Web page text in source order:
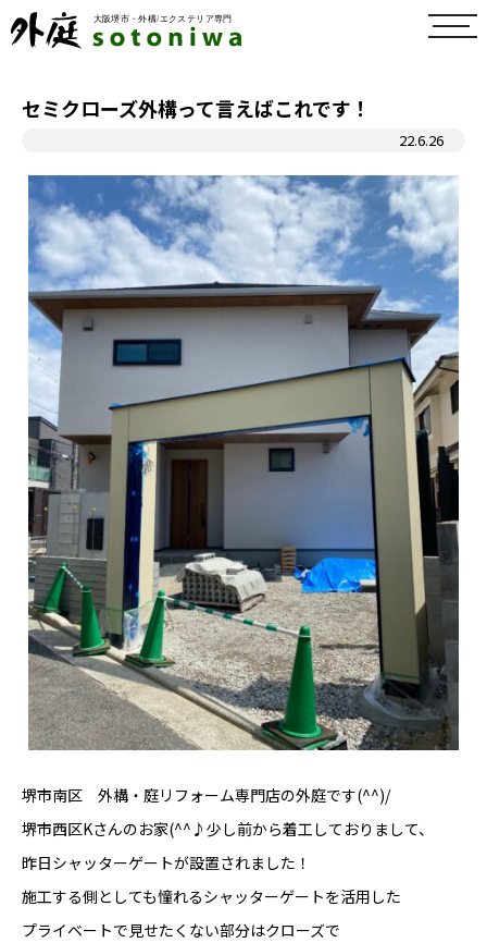
toggle
セミクローズ外構って言えばこれです！
22.6.26
堺市南区 外構・庭リフォーム専門店の外庭です(^^)/
堺市西区Kさんのお家(^^♪少し前から着工しておりまして、
昨日シャッターゲートが設置されました！
施工する側としても憧れるシャッターゲートを活用した
プライベートで見せたくない部分はクローズで